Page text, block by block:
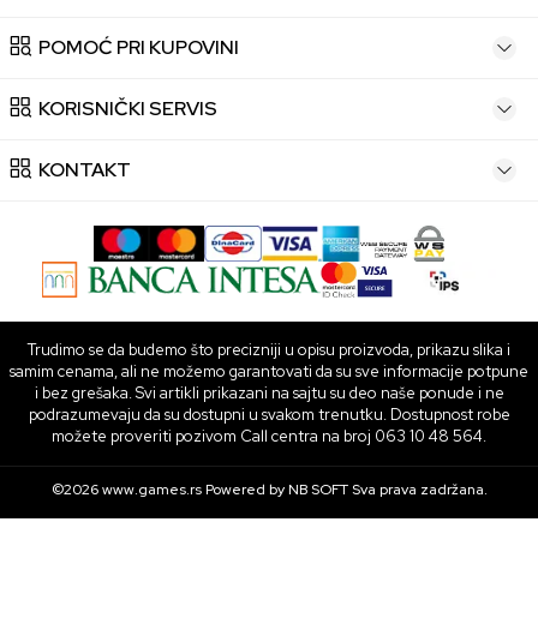
POMOĆ PRI KUPOVINI
KORISNIČKI SERVIS
KONTAKT
Trudimo se da budemo što precizniji u opisu proizvoda, prikazu slika i
samim cenama, ali ne možemo garantovati da su sve informacije potpune
i bez grešaka. Svi artikli prikazani na sajtu su deo naše ponude i ne
podrazumevaju da su dostupni u svakom trenutku. Dostupnost robe
možete proveriti pozivom Call centra na broj 063 10 48 564.
©2026www.games.rs Powered byNB SOFTSva prava zadržana.